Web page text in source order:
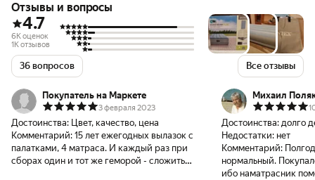
Отзывы и вопросы
4.7
6K оценок
1K отзывов
36 вопросов Все отзывы
Покупатель на Маркете
3 февраля 2023
Достоинства:
Цвет, качество, цена
Комментарий: 15 лет ежегодных вылазок с
палатками, 4 матраса. И каждый раз при
сборах один и тот же геморой - сложить
Михаил
Достоинства: долго
Недостатки: нет
Комментарий:
нормальный.
ибо наматрасник